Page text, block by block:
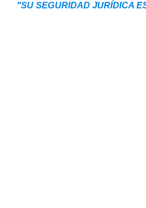
"SU SEGURIDAD JURÍDICA